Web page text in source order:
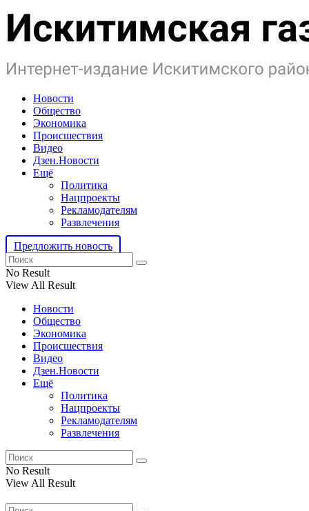
Новости
Общество
Экономика
Происшествия
Видео
Дзен.Новости
Ещё
Политика
Нацпроекты
Рекламодателям
Развлечения
Предложить новость
No Result
View All Result
Новости
Общество
Экономика
Происшествия
Видео
Дзен.Новости
Ещё
Политика
Нацпроекты
Рекламодателям
Развлечения
No Result
View All Result